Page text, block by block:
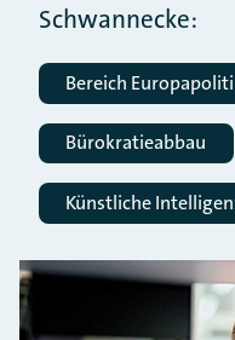
Schwannecke:
Bereich
Bürokratieabbau
Künstliche